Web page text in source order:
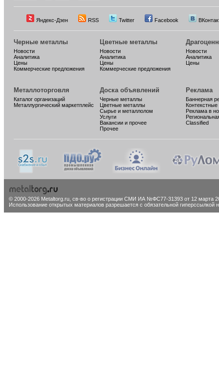
Яндекс-Дзен RSS Twitter Facebook
Черные металлы
Новости
Аналитика
Цены
Коммерческие предложения
Цветные металлы
Новости
Аналитика
Цены
Коммерческие предложения
Новости
Аналитика
Цены
Металлоторговля
Каталог организаций
Металлургический маркетплейс
Доска объявлений
Черные металлы
Цветные металлы
Сырье и металлолом
Услуги
Вакансии и прочее
Прочее
Реклама
Баннерная
Реклама в
Classified
© 2000-2026 Metaltorg.ru, св-во о регистрации СМИ ИА №ФС77-31393 от 12 марта
Использование открытых материалов разрешается с обязательной гиперссылкой